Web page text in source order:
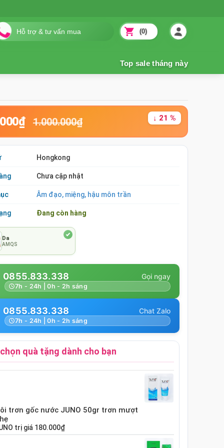
(0)
1.000.000₫ ↓ 21 %
Hongkong
Chưa cập nhật
Âm đạo, miệng, hậu môn trần
Đang còn hàng
Da
AMQS
0855.833.338
7h - 24h | 0h - 2h sáng
0855.833.338
7h - 24h | 0h - 2h sáng
quà tặng dành cho bạn
trơn gốc nước JUNO 50gr trơn mượt
trị giá 180.000₫